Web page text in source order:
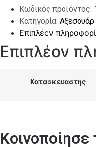
Κωδικός προϊόντος:
Κατηγορία:
Επιπλέον
Επιπλέον
Κατασκευαστής
Κοινοποίησε